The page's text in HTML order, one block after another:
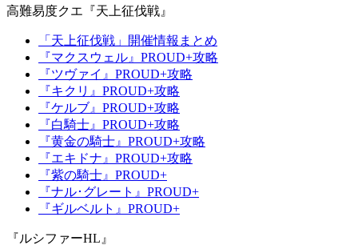
高難易度クエ『天上征伐戦』
「天上征伐戦」開催情報まとめ
『マクスウェル』PROUD+攻略
『ツヴァイ』PROUD+攻略
『キクリ』PROUD+攻略
『ケルブ』PROUD+攻略
『白騎士』PROUD+攻略
『黄金の騎士』PROUD+攻略
『エキドナ』PROUD+攻略
『紫の騎士』PROUD+
『ナル･グレート』PROUD+
『ギルベルト』PROUD+
『ルシファーHL』